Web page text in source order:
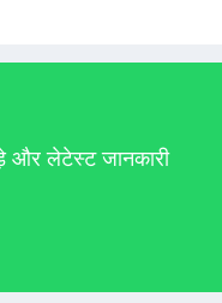
लेटेस्ट जानकारी